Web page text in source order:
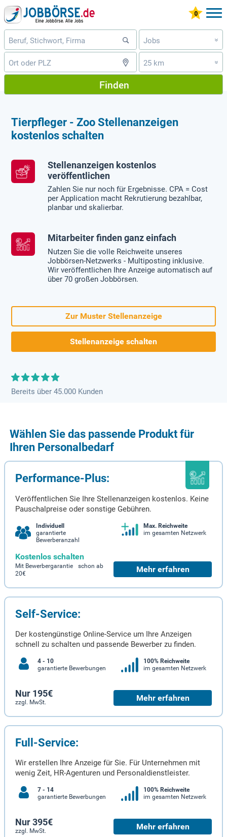
Jobs »
25 km »
Finden
Tierpfleger - Zoo Stellenanzeigen
kostenlos schalten
Stellenanzeigen kostenlos
veröffentlichen
Zahlen Sie nur noch für Ergebnisse. CPA = Cost
per Application macht Rekrutierung bezahlbar,
planbar und skalierbar.
Mitarbeiter finden ganz einfach
Nutzen Sie die volle Reichweite unseres
Jobbörsen-Netzwerks - Multiposting inklusive.
Wir veröffentlichen Ihre Anzeige automatisch auf
über 70 großen Jobbörsen.
Zur Muster Stellenanzeige
Stellenanzeige schalten
Bereits über 45.000 Kunden
Wählen Sie das passende Produkt für
Ihren Personalbedarf
Performance-Plus:
Veröffentlichen Sie Ihre Stellenanzeigen kostenlos. Keine
Pauschalpreise oder sonstige Gebühren.
Individuell
garantierte
Bewerberanzahl
Max. Reichweite
im gesamten Netzwerk
Kostenlos schalten
Mit Bewerbergarantie schon ab
20€
Mehr erfahren
Self-Service:
Der kostengünstige Online-Service um Ihre Anzeigen
schnell zu schalten und passende Bewerber zu finden.
4 - 10
garantierte Bewerbungen
100% Reichweite
im gesamten Netzwerk
Nur 195€
zzgl. MwSt. Mehr erfahren
Full-Service:
Wir erstellen Ihre Anzeige für Sie. Für Unternehmen mit
wenig Zeit, HR-Agenturen und Personaldienstleister.
7 - 14
garantierte Bewerbungen
100% Reichweite
im gesamten Netzwerk
Nur 395€
zzgl. MwSt. Mehr erfahren